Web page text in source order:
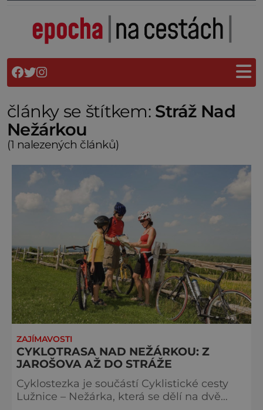
články se štítkem: Stráž Nad
Nežárkou
(1 nalezených článků)
ZAJÍMAVOSTI
CYKLOTRASA NAD NEŽÁRKOU: Z
JAROŠOVA AŽ DO STRÁŽE
Cyklostezka je součástí Cyklistické cesty
Lužnice – Nežárka, která se dělí na dvě